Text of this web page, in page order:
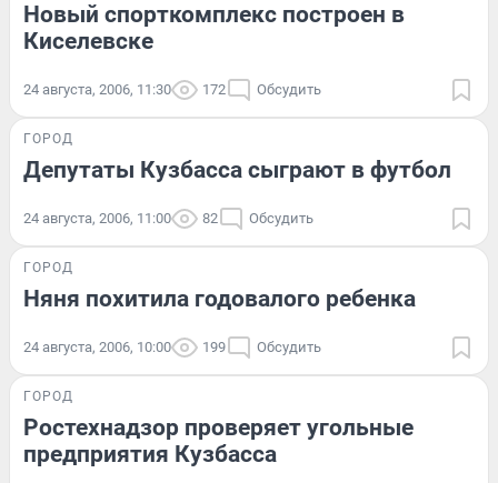
Новый спорткомплекс построен в
Киселевске
24 августа, 2006, 11:30 172 Обсудить
ГОРОД
Депутаты Кузбасса сыграют в футбол
24 августа, 2006, 11:00 82 Обсудить
ГОРОД
Няня похитила годовалого ребенка
24 августа, 2006, 10:00 199 Обсудить
ГОРОД
Ростехнадзор проверяет угольные
предприятия Кузбасса